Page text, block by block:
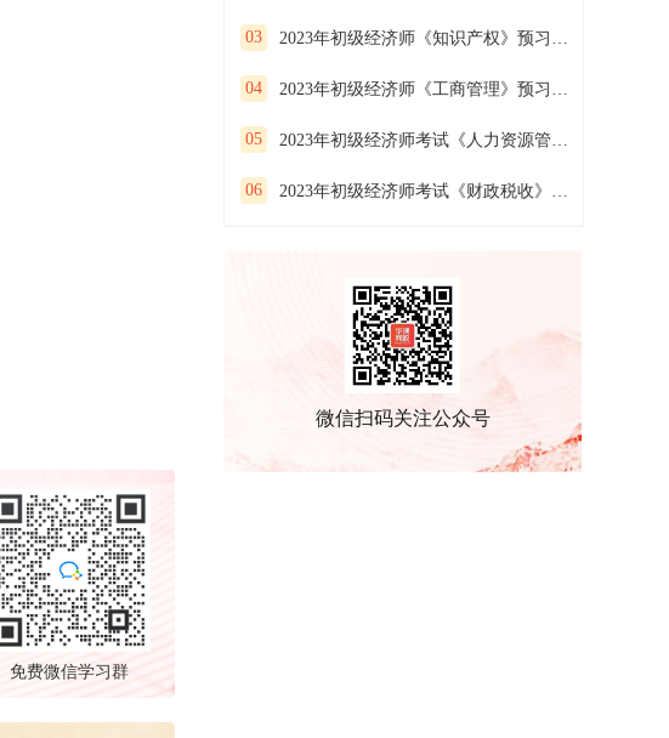
免费微信学习群
03 2023年初级经济师《知识产权》预习试卷（二）
04 2023年初级经济师《工商管理》预习试卷（一）
05 2023年初级经济师考试《人力资源管理》预习试卷（三）
06 2023年初级经济师考试《财政税收》预习试卷(一）
微信扫码关注公众号